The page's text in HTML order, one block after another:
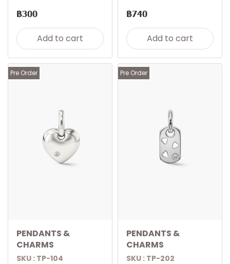
฿300
Add to cart
฿740
Add to cart
Pre Order
PENDANTS &
CHARMS
SKU : TP-104
Pre Order
PENDANTS &
CHARMS
SKU : TP-202